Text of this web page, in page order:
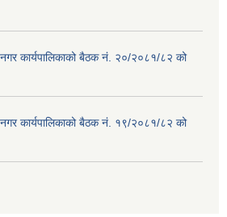
कार्यपालिकाको बैठक नं. २०/२०८१/८२ को
कार्यपालिकाको बैठक नं. १९/२०८१/८२ को